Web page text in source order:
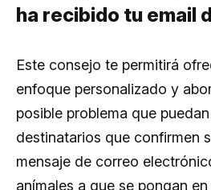
ha recibido tu email
Este consejo te permitirá
enfoque personalizado y
posible problema que
destinatarios que confirmen
mensaje de correo
anímales a que se pongan